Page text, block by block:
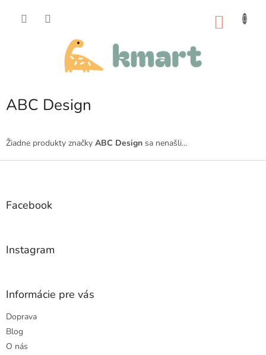
ABC Design
Žiadne produkty značky ABC Design sa nenašli...
Z
Facebook
Instagram
Informácie pre vás
Doprava
Blog
O nás